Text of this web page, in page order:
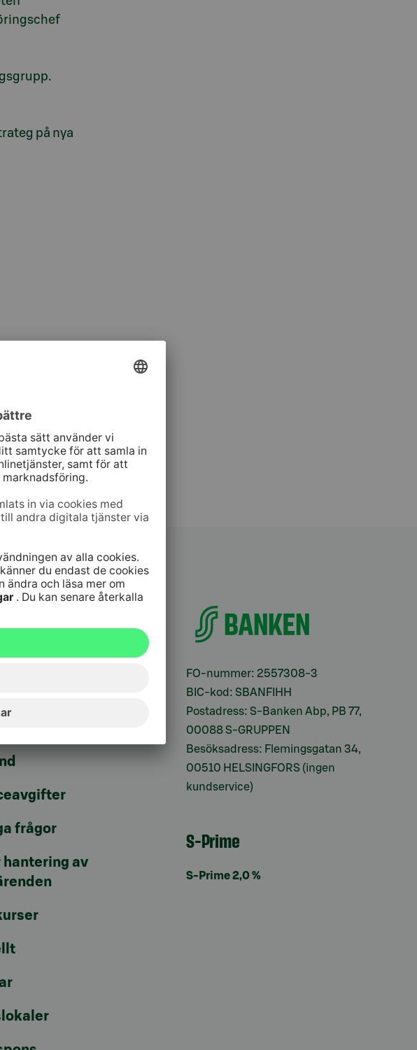
på nya
pankki.fi
S-
förmedlar
S-gruppens
tjänster är
dina uppgifter
frågor
hantering av
FO-nummer: 2557308-3
BIC-kod: SBANFIHH
Postadress: S-Banken Abp, PB 77,
00088 S-GRUPPEN
Besöksadress: Flemingsgatan 34,
00510 HELSINGFORS (ingen
kundservice)
S-Prime
S-Prime 2,0 %